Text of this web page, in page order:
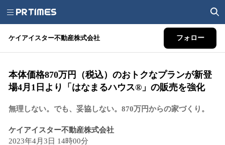
ケイアイスター不動産株式会社 フォロー
本体価格870万円（税込）のおトクなプランが新登
場4月1日より「はなまるハウス®」の販売を強化
無理しない。でも、妥協しない。870万円からの家づくり。
ケイアイスター不動産株式会社
2023年4月3日 14時00分